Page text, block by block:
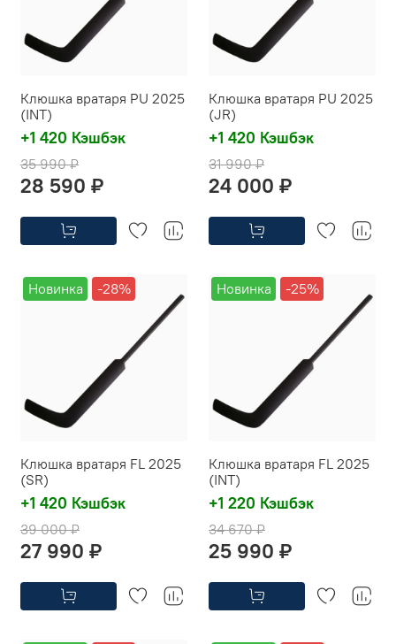
Клюшка вратаря PU 2025
(INT)
+1 420 Кэшбэк
35 990 ₽
28 590 ₽
Клюшка вратаря PU 2025
(JR)
+1 420 Кэшбэк
31 990 ₽
24 000 ₽
Новинка -28%
Клюшка вратаря FL 2025
(SR)
+1 420 Кэшбэк
39 000 ₽
27 990 ₽
Новинка -25%
Клюшка вратаря FL 2025
(INT)
+1 220 Кэшбэк
34 670 ₽
25 990 ₽